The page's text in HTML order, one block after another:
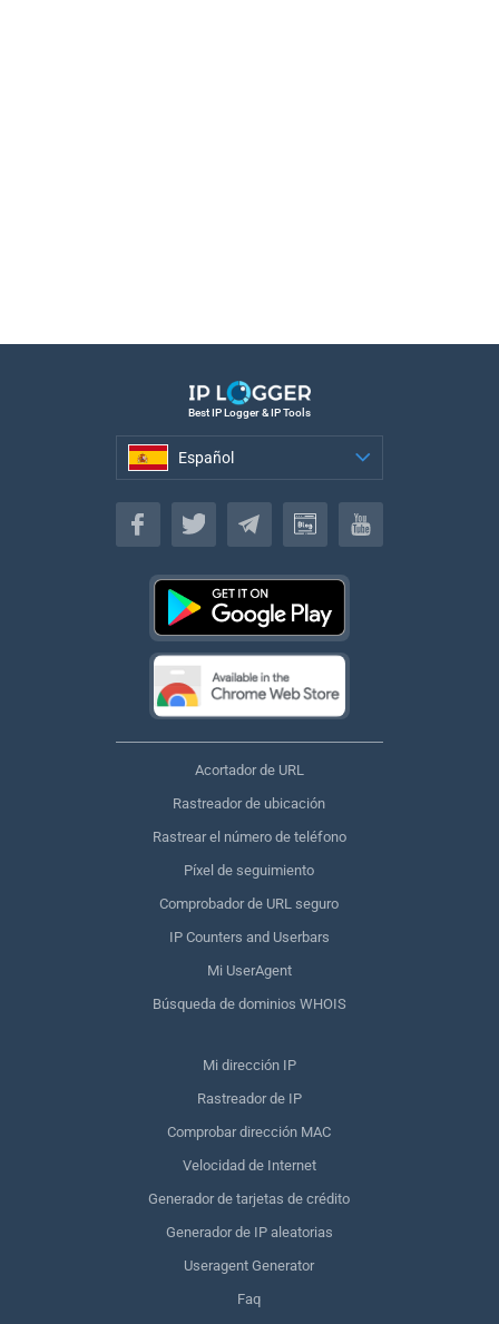
Best IP Logger & IP Tools
Español
Español
Acortador de URL
Rastreador de ubicación
Rastrear el número de teléfono
Píxel de seguimiento
Comprobador de URL seguro
IP Counters and Userbars
Mi UserAgent
Búsqueda de dominios WHOIS
Mi dirección IP
Rastreador de IP
Comprobar dirección MAC
Velocidad de Internet
Generador de tarjetas de crédito
Generador de IP aleatorias
Useragent Generator
Faq